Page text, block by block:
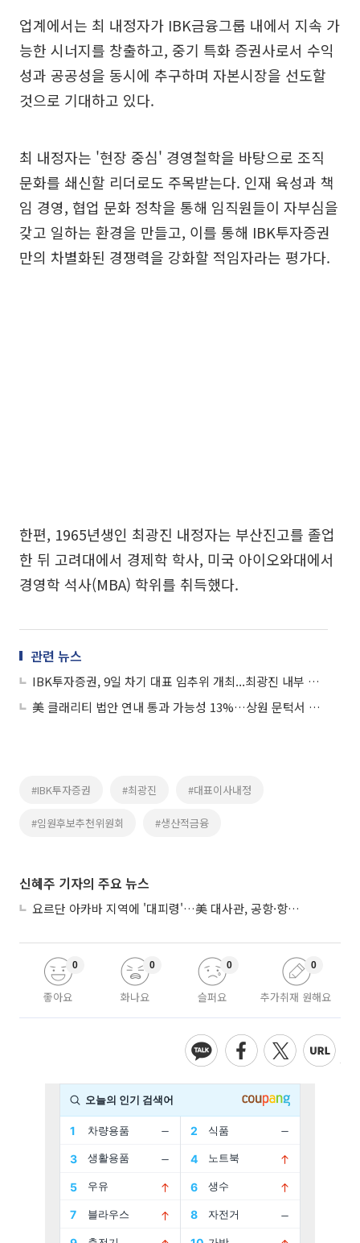
업계에서는 최 내정자가 IBK금융그룹 내에서 지속 가
능한 시너지를 창출하고, 중기 특화 증권사로서 수익
성과 공공성을 동시에 추구하며 자본시장을 선도할
것으로 기대하고 있다.
최 내정자는 '현장 중심' 경영철학을 바탕으로 조직
문화를 쇄신할 리더로도 주목받는다. 인재 육성과 책
임 경영, 협업 문화 정착을 통해 임직원들이 자부심을
갖고 일하는 환경을 만들고, 이를 통해 IBK투자증권
만의 차별화된 경쟁력을 강화할 적임자라는 평가다.
한편, 1965년생인 최광진 내정자는 부산진고를 졸업
한 뒤 고려대에서 경제학 학사, 미국 아이오와대에서
경영학 석사(MBA) 학위를 취득했다.
관련 뉴스
IBK투자증권, 9일 차기 대표 임추위 개최...최광진 내부 승진 유력
美 클래리티 법안 연내 통과 가능성 13%…상원 문턱서 제동
#IBK투자증권 #최광진 #대표이사내정
#임원후보추천위원회 #생산적금융
신혜주 기자의 주요 뉴스
요르단 아카바 지역에 '대피령'…美 대사관, 공항·항구 접근 금지 권고
좋아요
0
화나요
0
슬퍼요
0
추가취재 원해요
0